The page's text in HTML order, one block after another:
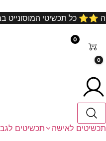
על כל קניה ⭐️⭐️ כל
0
0
תכשיטים לאישה תכשיטים